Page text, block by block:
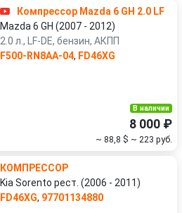
Компрессор Mazda 6 GH 2.0 LF
Mazda 6 GH (2007 - 2012)
2.0 л., LF-DE, бензин, АКПП
F500-RN8AA-04, FD46XG
В наличии
8 000 ₽
~ 88,8 $ ~ 223 руб.
КОМПРЕССОР
Kia Sorento рест. (2006 - 2011)
FD46XG, 97701134880